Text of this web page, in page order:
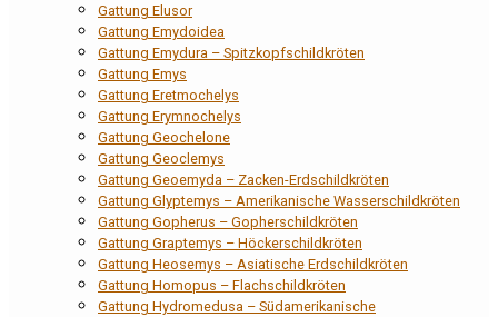
Gattung Elusor
Gattung Emydoidea
Gattung Emydura – Spitzkopfschildkröten
Gattung Emys
Gattung Eretmochelys
Gattung Erymnochelys
Gattung Geochelone
Gattung Geoclemys
Gattung Geoemyda – Zacken-Erdschildkröten
Gattung Glyptemys – Amerikanische Wasserschildkröten
Gattung Gopherus – Gopherschildkröten
Gattung Graptemys – Höckerschildkröten
Gattung Heosemys – Asiatische Erdschildkröten
Gattung Homopus – Flachschildkröten
Gattung Hydromedusa – Südamerikanische